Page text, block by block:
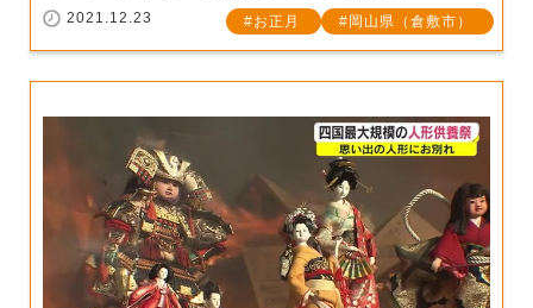
2021.12.23 お正月 岡山県（倉敷市）